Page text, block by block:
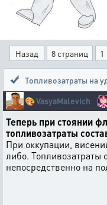
Назад 8 страниц 1
Топливозатраты на
🎨VasyaMalevich
Теперь при стоянии
топливозатраты
При оккупации,
либо. Топливозатраты
непосредственно на